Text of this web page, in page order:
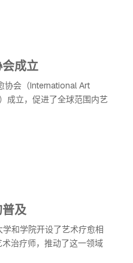
成立
协会（International Art
成立，促进了全球范围内艺
及
和学院开设了艺术疗愈相
治疗师，推动了这一领域